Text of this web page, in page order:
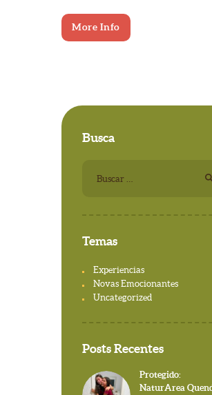
More Info
Busca
Temas
Experiencias
Novas Emocionantes
Uncategorized
Posts Recentes
Protegido:
NaturArea